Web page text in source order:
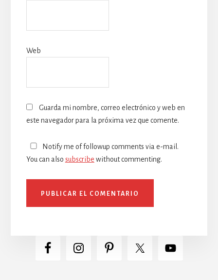
Web
Guarda mi nombre, correo electrónico y web en
este navegador para la próxima vez que comente.
Notify me of followup comments via e-mail.
You can also subscribe without commenting.